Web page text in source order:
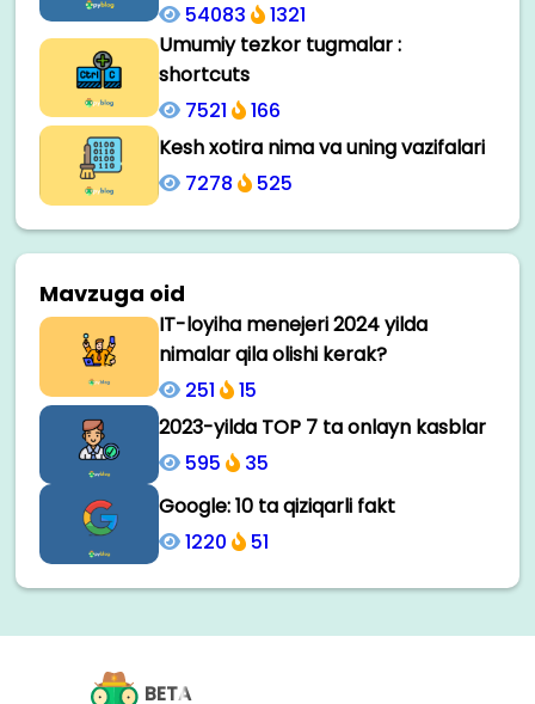
54083
1321
Umumiy tezkor tugmalar :
shortcuts
7521
166
Kesh xotira nima va uning vazifalari
7278
525
Mavzuga oid
IT-loyiha menejeri 2024 yilda
nimalar qila olishi kerak?
251
15
2023-yilda TOP 7 ta onlayn kasblar
595
35
Google: 10 ta qiziqarli fakt
1220
51
BETA